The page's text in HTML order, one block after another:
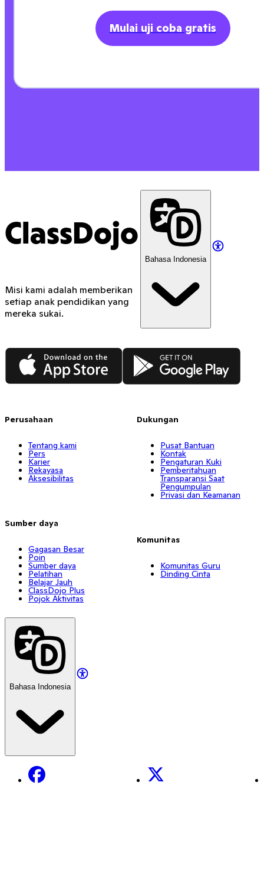
Mulai uji coba gratis
ClassDojo
Misi kami adalah memberikan
setiap anak pendidikan yang
mereka sukai.
Bahasa Indonesia
App Store Google Play
Perusahaan
Tentang kami
Pers
Karier
Rekayasa
Aksesibilitas
Sumber daya
Gagasan Besar
Poin
Sumber daya
Pelatihan
Belajar Jauh
ClassDojo Plus
Pojok Aktivitas
Dukungan
Pusat Bantuan
Kontak
Pengaturan Kuki
Pemberitahuan
Transparansi Saat
Pengumpulan
Privasi dan Keamanan
Komunitas
Komunitas Guru
Dinding Cinta
Bahasa Indonesia
Facebook X